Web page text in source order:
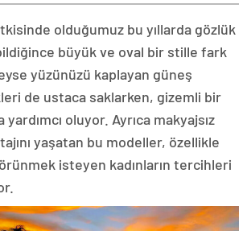
olduğumuz bu yıllarda gözlük
büyük ve oval bir stille fark
yüzünüzü kaplayan güneş
de ustaca saklarken, gizemli bir
yardımcı oluyor. Ayrıca makyajsız
yaşatan bu modeller, özellikle
isteyen kadınların tercihleri